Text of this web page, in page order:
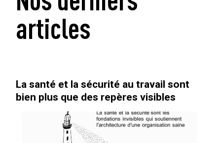
articles
La santé et la sécurité au travail sont
bien plus que des repères visibles